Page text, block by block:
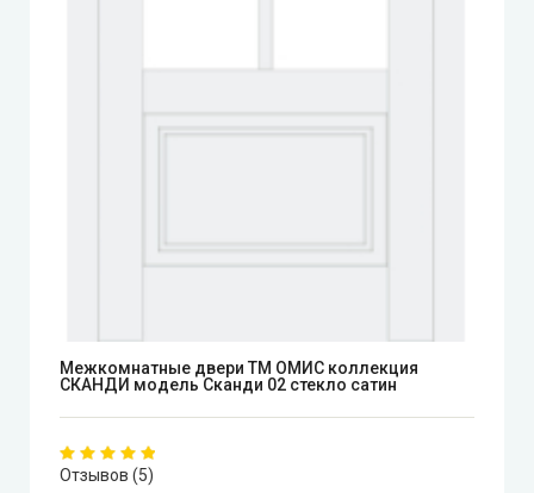
Mежкомнатные двери ТМ ОМИС коллекция
СКАНДИ модель Сканди 02 стекло сатин
Отзывов (5)